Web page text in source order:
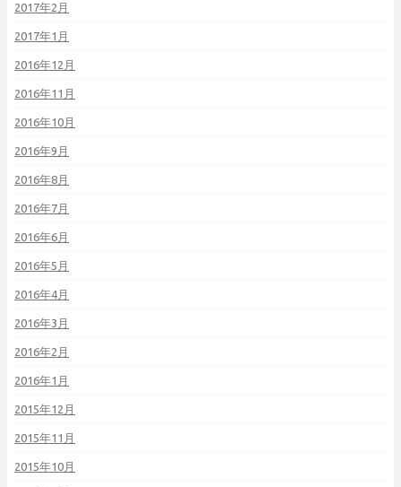
2017年2月
2017年1月
2016年12月
2016年11月
2016年10月
2016年9月
2016年8月
2016年7月
2016年6月
2016年5月
2016年4月
2016年3月
2016年2月
2016年1月
2015年12月
2015年11月
2015年10月